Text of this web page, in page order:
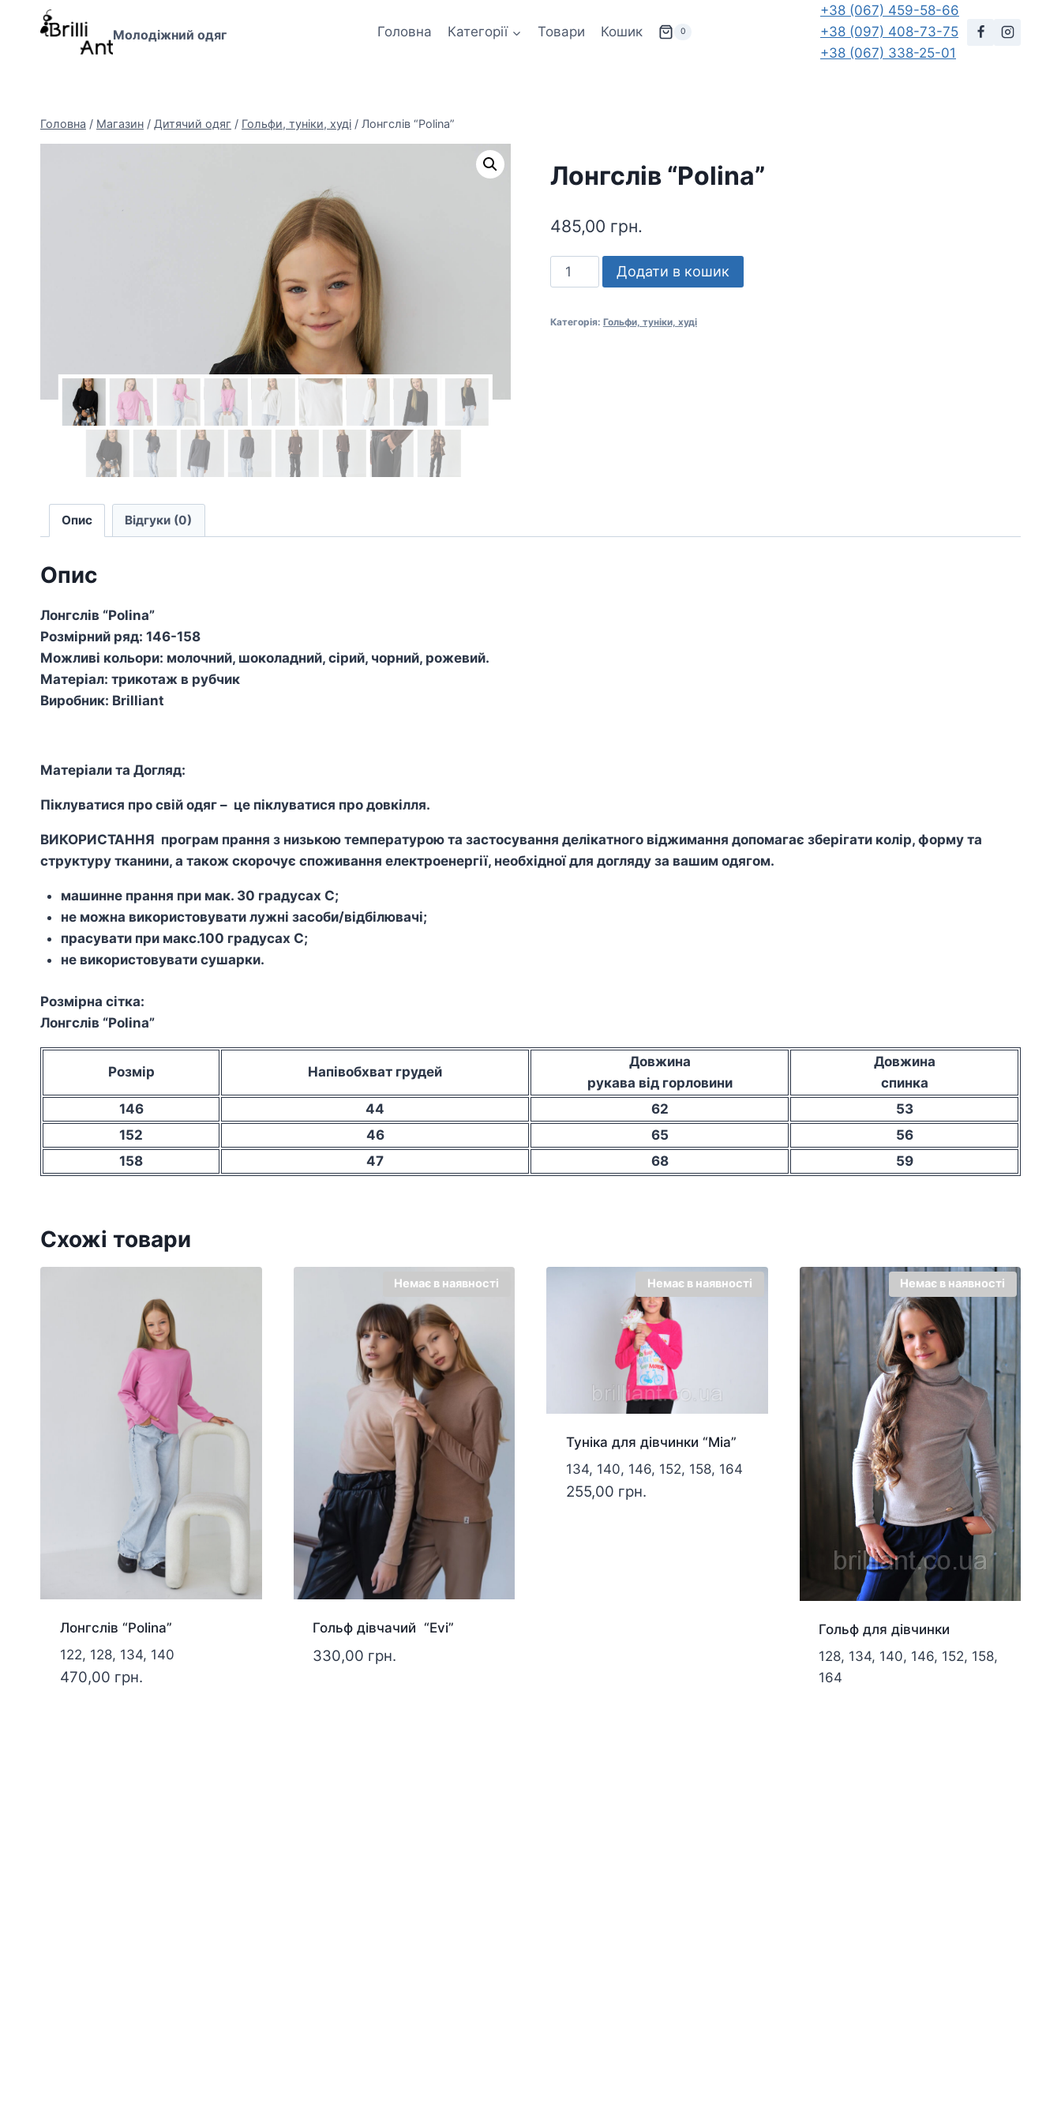
Перейти
Молодіжний одяг Головна Категорії Товари Кошик 0
+38 (067) 459-58-66
+38 (097) 408-73-75
+38 (067) 338-25-01
Головна / Магазин / Дитячий одяг / Гольфи, туніки, худі / Лонгслів “Polina”
Лонгслів “Polina”
485,00 грн.
Лонгслів
"Polina"
Додати в кошик
Категорія: Гольфи, туніки, худі
Опис Відгуки (0)
Опис
Лонгслів “Polina”
Розмірний ряд: 146-158
Можливі кольори: молочний, шоколадний, сірий, чорний, рожевий.
Матеріал: трикотаж в рубчик
Виробник: Brilliant
Матеріали та Догляд:
Піклуватися про свій одяг – це піклуватися про довкілля.
ВИКОРИСТАННЯ програм прання з низькою температурою та застосування делікатного віджимання допомагає зберігати колір, форму та
структуру тканини, а також скорочує споживання електроенергії, необхідної для догляду за вашим одягом.
машинне прання при мак. 30 градусах С;
не можна використовувати лужні засоби/відбілювачі;
прасувати при макс.100 градусах С;
не використовувати сушарки.
Розмірна сітка:
Лонгслів “Polina”
Розмір Напівобхват грудей
Довжина
рукава від горловини
Довжина
спинка
146
44 62
53
152
46 65
56
158
47 68 59
Схожі товари
Лонгслів “Polina”
122, 128, 134, 140
470,00 грн.
Немає в наявності
Гольф дівчачий “Evi”
330,00 грн.
Немає в наявності
Туніка для дівчинки “Mia”
134, 140, 146, 152, 158, 164
255,00 грн.
Немає в наявності
Гольф для дівчинки
128, 134, 140, 146, 152, 158,
164